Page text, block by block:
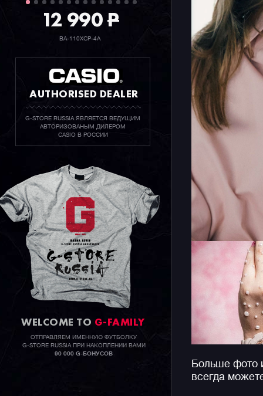
12 990P
BA-110XCP-4A
AUTHORISED DEALER
G-STORE RUSSIA ЯВЛЯЕТСЯ ВЕДУЩИМ
АВТОРИЗОВАНЫМ ДИЛЕРОМ
CASIO В РОССИИ
WELCOME TO G-FAMILY
ОТПРАВЛЯЕМ ИМЕННУЮ ФУТБОЛКУ
G-STORE RUSSIA ПРИ НАКОПЛЕНИИ ВАМИ
90 000 G-БОНУСОВ
Больше фото
всегда